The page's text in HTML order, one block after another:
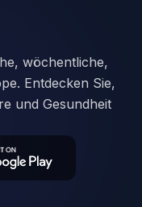
wöchentliche,
Entdecken Sie,
und Gesundheit